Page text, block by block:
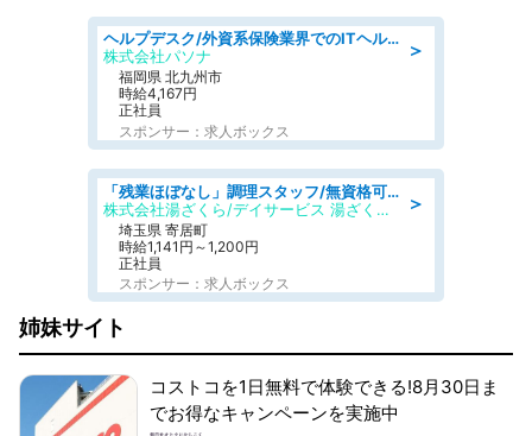
＞
ヘルプデスク/外資系保険業界でのITヘルプデスク業務/駅近/即日勤務可/ヘルプデスク
株式会社パソナ
福岡県 北九州市
時給4,167円
正社員
スポンサー：求人ボックス
＞
「残業ほぼなし」調理スタッフ/無資格可/正職員/日勤のみ/デイサービス/社会保障完備
株式会社湯ざくら/デイサービス 湯ざくらケアリゾート
埼玉県 寄居町
時給1,141円～1,200円
正社員
スポンサー：求人ボックス
姉妹サイト
コストコを1日無料で体験できる!8月30日ま
でお得なキャンペーンを実施中